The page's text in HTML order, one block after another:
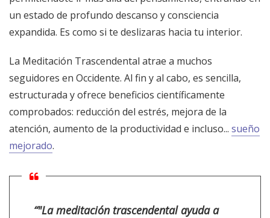
un estado de profundo descanso y consciencia
expandida. Es como si te deslizaras hacia tu interior.
La Meditación Trascendental atrae a muchos
seguidores en Occidente. Al fin y al cabo, es sencilla,
estructurada y ofrece beneficios científicamente
comprobados: reducción del estrés, mejora de la
atención, aumento de la productividad e incluso... sueño
mejorado.
“"La meditación trascendental ayuda a